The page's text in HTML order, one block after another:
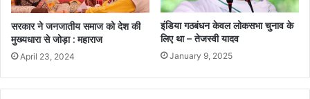
सरकार ने जनजातीय समाज को देश की
मुख्यधारा से जोड़ा : महाराज
April 23, 2024
इंडिया गठबंधन केवल लोकसभा चुनाव के
लिए था – तेजस्वी यादव
January 9, 2025